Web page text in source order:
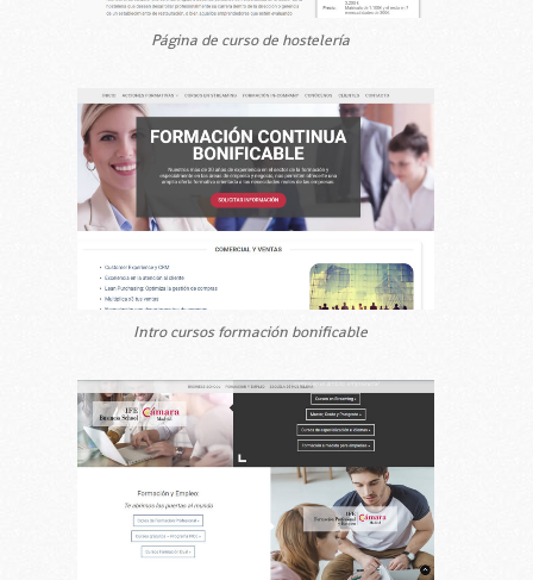
Página de curso de hostelería
Intro cursos formación bonificable